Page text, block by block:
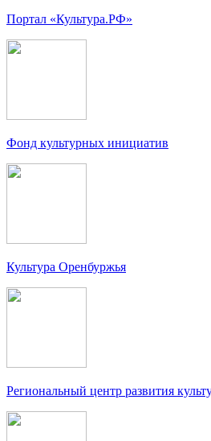
Портал «Культура.РФ»
Фонд культурных инициатив
Культура Оренбуржья
Региональный центр развития